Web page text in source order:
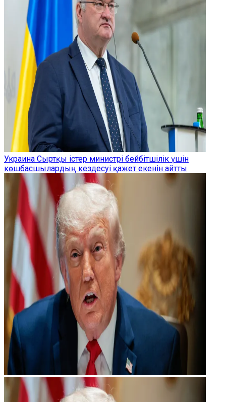
Украина Сыртқы істер министрі бейбітшілік үшін
көшбасшылардың кездесуі қажет екенін айтты